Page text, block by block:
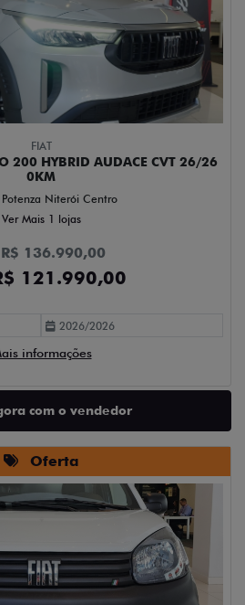
FIAT
200 HYBRID AUDACE CVT 26/26
0KM
Potenza Niterói Centro
Ver Mais 1 lojas
136.990,00
121.990,00
2026/2026
informações
com o vendedor
Oferta